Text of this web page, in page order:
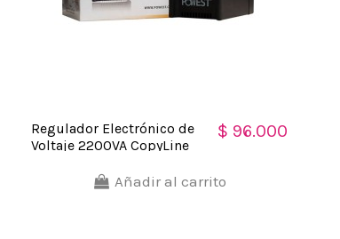
Regulador Electrónico de
Voltaje 2200VA CopyLine
$ 96.000
Añadir al carrito